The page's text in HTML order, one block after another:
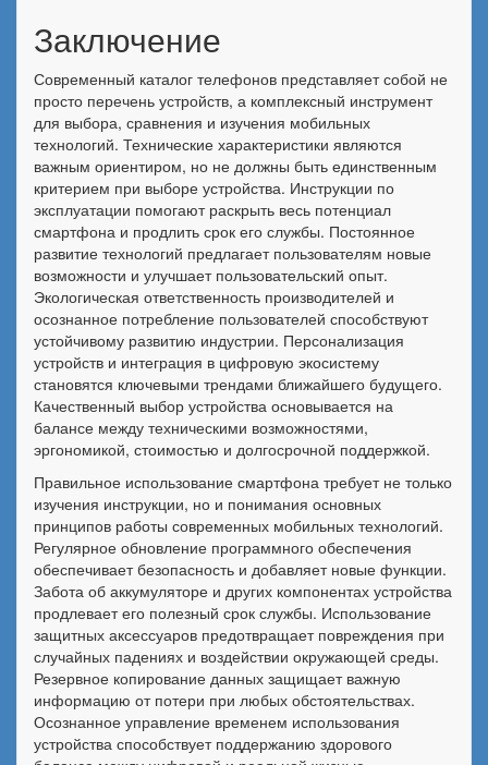
Заключение
Современный каталог телефонов представляет собой не
просто перечень устройств, а комплексный инструмент
для выбора, сравнения и изучения мобильных
технологий. Технические характеристики являются
важным ориентиром, но не должны быть единственным
критерием при выборе устройства. Инструкции по
эксплуатации помогают раскрыть весь потенциал
смартфона и продлить срок его службы. Постоянное
развитие технологий предлагает пользователям новые
возможности и улучшает пользовательский опыт.
Экологическая ответственность производителей и
осознанное потребление пользователей способствуют
устойчивому развитию индустрии. Персонализация
устройств и интеграция в цифровую экосистему
становятся ключевыми трендами ближайшего будущего.
Качественный выбор устройства основывается на
балансе между техническими возможностями,
эргономикой, стоимостью и долгосрочной поддержкой.
Правильное использование смартфона требует не только
изучения инструкции, но и понимания основных
принципов работы современных мобильных технологий.
Регулярное обновление программного обеспечения
обеспечивает безопасность и добавляет новые функции.
Забота об аккумуляторе и других компонентах устройства
продлевает его полезный срок службы. Использование
защитных аксессуаров предотвращает повреждения при
случайных падениях и воздействии окружающей среды.
Резервное копирование данных защищает важную
информацию от потери при любых обстоятельствах.
Осознанное управление временем использования
устройства способствует поддержанию здорового